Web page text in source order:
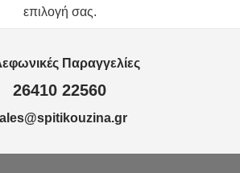
επιλογή σας.
Παραγγελίες
26410 22560